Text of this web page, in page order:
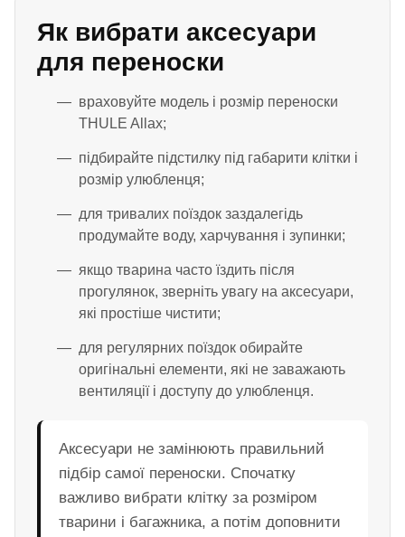
Як вибрати аксесуари
для переноски
враховуйте модель і розмір переноски
THULE Allax;
підбирайте підстилку під габарити клітки і
розмір улюбленця;
для тривалих поїздок заздалегідь
продумайте воду, харчування і зупинки;
якщо тварина часто їздить після
прогулянок, зверніть увагу на аксесуари,
які простіше чистити;
для регулярних поїздок обирайте
оригінальні елементи, які не заважають
вентиляції і доступу до улюбленця.
Аксесуари не замінюють правильний
підбір самої переноски. Спочатку
важливо вибрати клітку за розміром
тварини і багажника, а потім доповнити